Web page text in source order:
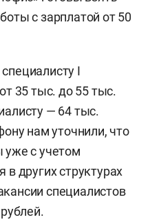
с зарплатой от 50
I
от 35 тыс. до 55 тыс.
— 64 тыс.
нам уточнили, что
уже с учетом
других структурах
специалистов